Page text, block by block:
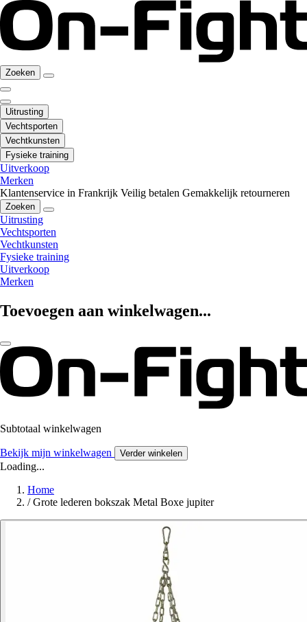
Zoeken
Uitrusting
Vechtsporten
Vechtkunsten
Fysieke training
Uitverkoop
Merken
Klantenservice in Frankrijk Veilig betalen Gemakkelijk retourneren
Zoeken
Uitrusting
Vechtsporten
Vechtkunsten
Fysieke training
Uitverkoop
Merken
Toevoegen aan winkelwagen...
Subtotaal winkelwagen
Bekijk mijn winkelwagen Verder winkelen
Loading...
Home
/ Grote lederen bokszak Metal Boxe jupiter